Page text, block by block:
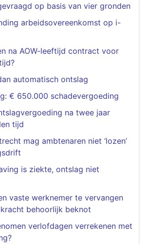
op basis van vier gronden
arbeidsovereenkomst op i-
na AOW-leeftijd contract voor
automatisch ontslag
€ 650.000 schadevergoeding
na twee jaar
tijd
mag ambtenaren niet ‘lozen’
is ziekte, ontslag niet
vaste werknemer te vervangen
behoorlijk beknot
verlofdagen verrekenen met